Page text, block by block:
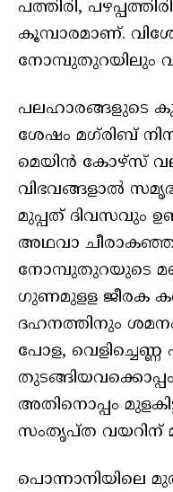
പത്തിരി,
കൂമ്പാരമാണ്.
നോമ്പുതുറയിലും
പലഹാരങ്ങളുടെ
ശേഷം മഗ്‌രിബ്
മെയിൻ കോഴ്സ്
വിഭവങ്ങളാൽ
മുപ്പത് ദിവസവും
അഥവാ
നോമ്പുതുറയുടെ
ഗുണമുളള ജീരക
ദഹനത്തിനും
പോള, വെളിച്ചെണ്ണ
തുടങ്ങിയവക്കൊപ്പം
അതിനൊപ്പം
സംതൃപ്ത വയറിന്
പൊന്നാനിയിലെ